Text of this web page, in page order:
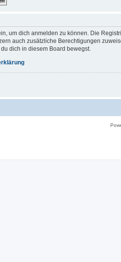
um dich anmelden zu können. Die
auch zusätzliche Berechtigungen
dich in diesem Board bewegst.